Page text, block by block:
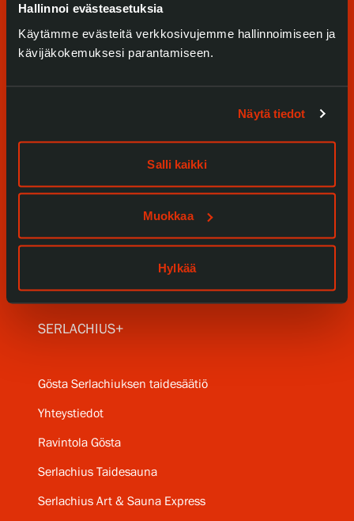
Hallinnoi evästeasetuksia
Käytämme evästeitä verkkosivujemme hallinnoimiseen ja
kävijäkokemuksesi parantamiseen.
Näytä tiedot
Salli kaikki
Muokkaa
Hylkää
Näyttelyt
Serlachius Residenssi
SERLACHIUS+
Gösta Serlachiuksen taidesäätiö
Yhteystiedot
Ravintola Gösta
Serlachius Taidesauna
Serlachius Art & Sauna Express